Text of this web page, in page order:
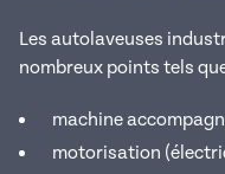
Les autolaveuses
nombreux points tels
machine
motorisation